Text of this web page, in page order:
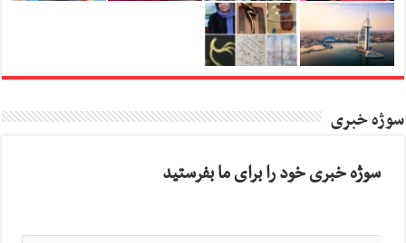
سوژه خبری
سوژه خبری خود را برای ما بفرستید